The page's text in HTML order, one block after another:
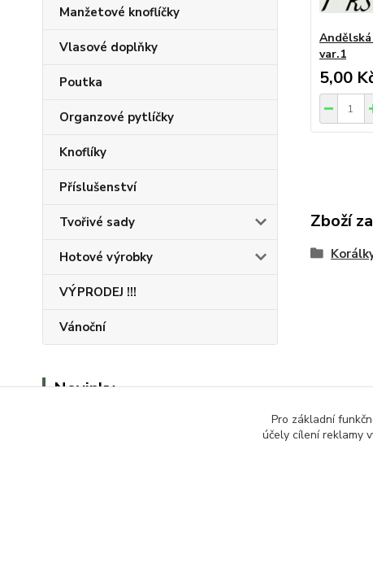
Manžetové knoflíčky
Vlasové doplňky
Poutka
Organzové pytlíčky
Knoflíky
Příslušenství
Tvořivé sady
Hotové výrobky
VÝPRODEJ !!!
Vánoční
Novinky
var.1
5,00
Zboží
Pro základní
účely cílení reklamy